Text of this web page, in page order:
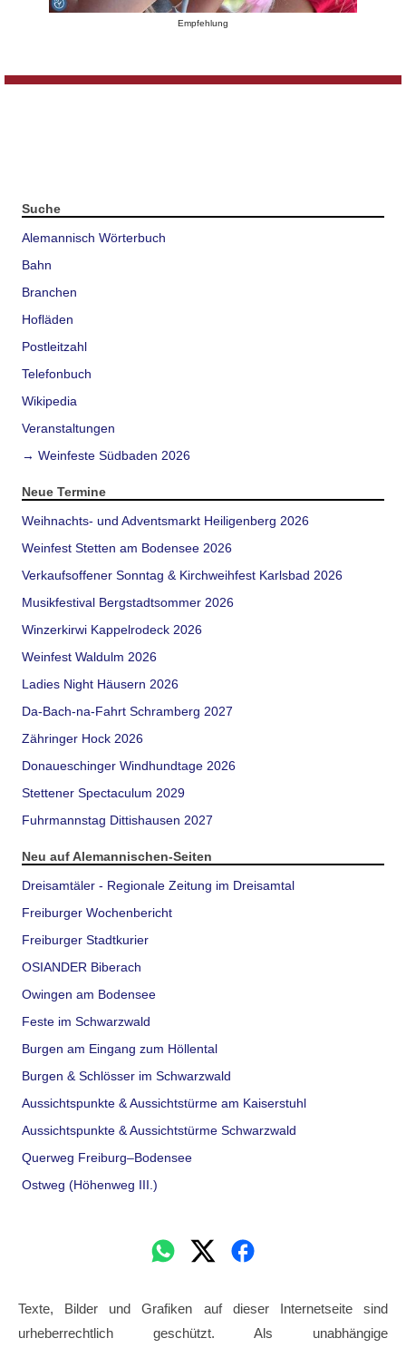
Empfehlung
Suche
Alemannisch Wörterbuch
Bahn
Branchen
Hofläden
Postleitzahl
Telefonbuch
Wikipedia
Veranstaltungen
→ Weinfeste Südbaden 2026
Neue Termine
Weihnachts- und Adventsmarkt Heiligenberg 2026
Weinfest Stetten am Bodensee 2026
Verkaufsoffener Sonntag & Kirchweihfest Karlsbad 2026
Musikfestival Bergstadtsommer 2026
Winzerkirwi Kappelrodeck 2026
Weinfest Waldulm 2026
Ladies Night Häusern 2026
Da-Bach-na-Fahrt Schramberg 2027
Zähringer Hock 2026
Donaueschinger Windhundtage 2026
Stettener Spectaculum 2029
Fuhrmannstag Dittishausen 2027
Neu auf Alemannischen-Seiten
Dreisamtäler - Regionale Zeitung im Dreisamtal
Freiburger Wochenbericht
Freiburger Stadtkurier
OSIANDER Biberach
Owingen am Bodensee
Feste im Schwarzwald
Burgen am Eingang zum Höllental
Burgen & Schlösser im Schwarzwald
Aussichtspunkte & Aussichtstürme am Kaiserstuhl
Aussichtspunkte & Aussichtstürme Schwarzwald
Querweg Freiburg–Bodensee
Ostweg (Höhenweg III.)
Texte, Bilder und Grafiken auf dieser Internetseite sind
urheberrechtlich geschützt. Als unabhängige